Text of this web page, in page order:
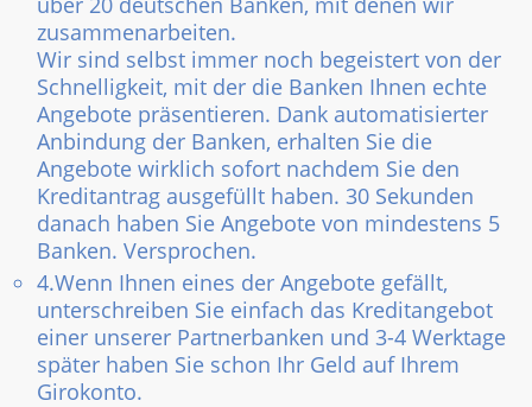
zusammenarbeiten.
Wir sind selbst immer noch begeistert von der
Schnelligkeit, mit der die Banken Ihnen echte
Angebote präsentieren. Dank automatisierter
Anbindung der Banken, erhalten Sie die
Angebote wirklich sofort nachdem Sie den
Kreditantrag ausgefüllt haben. 30 Sekunden
danach haben Sie Angebote von mindestens 5
Banken. Versprochen.
4.Wenn Ihnen eines der Angebote gefällt,
unterschreiben Sie einfach das Kreditangebot
einer unserer Partnerbanken und 3-4 Werktage
später haben Sie schon Ihr Geld auf Ihrem
Girokonto.